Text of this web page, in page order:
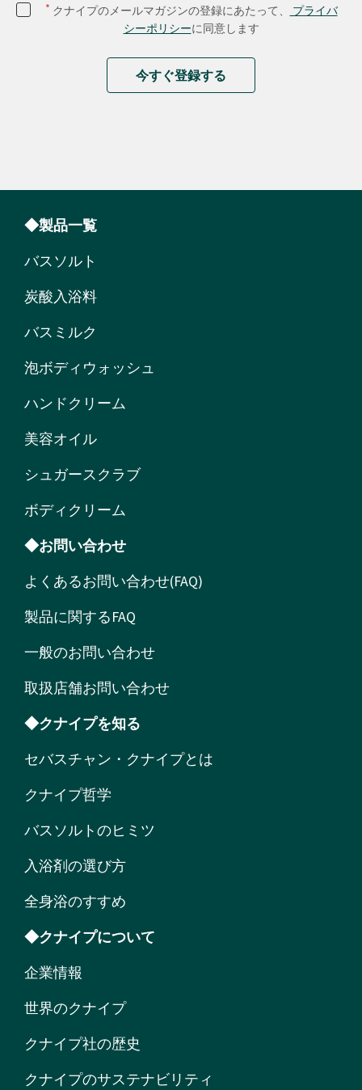
* クナイプのメールマガジンの登録にあたって、
プライバ
シーポリシーに同意します
今すぐ登録する
◆製品一覧
バスソルト
炭酸入浴料
バスミルク
泡ボディウォッシュ
ハンドクリーム
美容オイル
シュガースクラブ
ボディクリーム
◆お問い合わせ
よくあるお問い合わせ(FAQ)
製品に関するFAQ
一般のお問い合わせ
取扱店舗お問い合わせ
◆クナイプを知る
セバスチャン・クナイプとは
クナイプ哲学
バスソルトのヒミツ
入浴剤の選び方
全身浴のすすめ
◆クナイプについて
企業情報
世界のクナイプ
クナイプ社の歴史
クナイプのサステナビリティ